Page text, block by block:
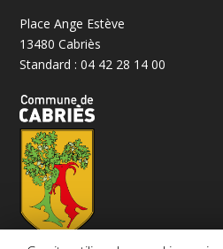
Place Ange Estève
13480 Cabriès
Standard : 04 42 28 14 00